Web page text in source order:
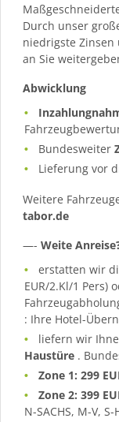
Durch unser
niedrigste Zinsen
an Sie
Abwicklung
Bundesweiter
Lieferung vor
Weitere
tabor.de
—- Weite
erstatten wir
EUR/2.Kl/1 Pers)
: Ihre Hotel-
liefern wir
Haustüre .
Zone 1: 299
Zone 2: 399
N-SACHS, M-V, S-